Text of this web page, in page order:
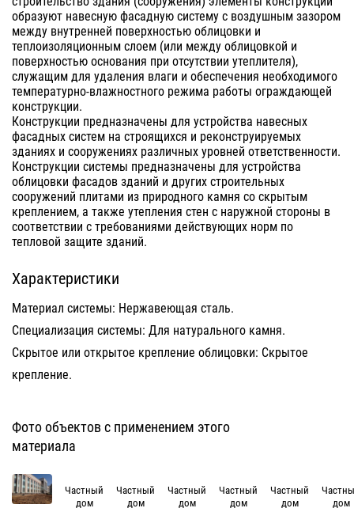
образуют навесную фасадную систему с воздушным зазором
между внутренней поверхностью облицовки и
теплоизоляционным слоем (или между облицовкой и
поверхностью основания при отсутствии утеплителя),
служащим для удаления влаги и обеспечения необходимого
температурно-влажностного режима работы ограждающей
конструкции.
Конструкции предназначены для устройства навесных
фасадных систем на строящихся и реконструируемых
зданиях и сооружениях различных уровней ответственности.
Конструкции системы предназначены для устройства
облицовки фасадов зданий и других строительных
сооружений плитами из природного камня со скрытым
креплением, а также утепления стен с наружной стороны в
соответствии с требованиями действующих норм по
тепловой защите зданий.
Характеристики
Материал системы: Нержавеющая сталь.
Специализация системы: Для натурального камня.
Скрытое или открытое крепление облицовки: Скрытое
крепление.
Фото объектов с применением этого
материала
Частный
дом
Частный
дом
Частный
дом
Частный
дом
Частный
дом
дом